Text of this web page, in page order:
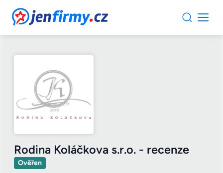
JenFirmy.cz
Rodina Koláčkova s.r.o. - recenze
Ověřen